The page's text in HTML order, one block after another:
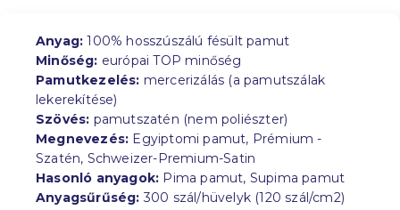
Anyag: 100% hosszúszálú fésült pamut
Minőség: európai TOP minőség
Pamutkezelés: mercerizálás (a pamutszálak
lekerekítése)
Szövés: pamutszatén (nem poliészter)
Megnevezés: Egyiptomi pamut, Prémium -
Szatén, Schweizer-Premium-Satin
Hasonló anyagok: Pima pamut, Supima pamut
Anyagsűrűség: 300 szál/hüvelyk (120 szál/cm2)